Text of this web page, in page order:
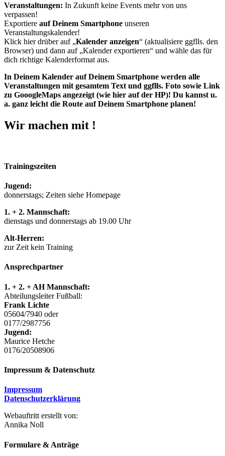
Veranstaltungen: In Zukunft keine Events mehr von uns
verpassen!
Exportiere auf Deinem Smartphone unseren
Veranstaltungskalender!
Klick hier drüber auf „Kalender anzeigen“ (aktualisiere ggflls. den
Browser) und dann auf „Kalender exportieren“ und wähle das für
dich richtige Kalenderformat aus.
In Deinem Kalender auf Deinem Smartphone werden alle
Veranstaltungen mit gesamtem Text und ggflls. Foto sowie Link
zu GooogleMaps angezeigt (wie hier auf der HP)! Du kannst u.
a. ganz leicht die Route auf Deinem Smartphone planen!
Wir machen mit !
Trainingszeiten
Jugend:
donnerstags; Zeiten siehe Homepage
1. + 2. Mannschaft:
dienstags und donnerstags ab 19.00 Uhr
Alt-Herren:
zur Zeit kein Training
Ansprechpartner
1. + 2. + AH Mannschaft:
Abteilungsleiter Fußball:
Frank Lichte
05604/7940 oder
0177/2987756
Jugend:
Maurice Hetche
0176/20508906
Impressum & Datenschutz
Impressum
Datenschutzerklärung
Webauftritt erstellt von:
Annika Noll
Formulare & Anträge